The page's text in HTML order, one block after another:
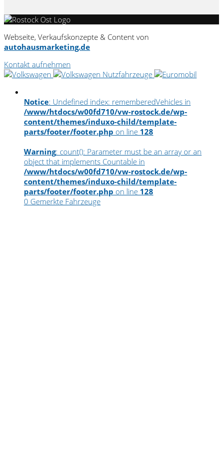
Webseite, Verkaufskonzepte & Content von
autohausmarketing.de
Kontakt aufnehmen
Notice: Undefined index: rememberedVehicles in
/www/htdocs/w00fd710/vw-rostock.de/wp-
content/themes/induxo-child/template-
parts/footer/footer.php on line 128
Warning: count(): Parameter must be an array or an
object that implements Countable in
/www/htdocs/w00fd710/vw-rostock.de/wp-
content/themes/induxo-child/template-
parts/footer/footer.php on line 128
0 Gemerkte Fahrzeuge